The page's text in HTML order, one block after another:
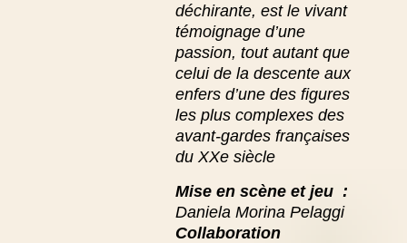
déchirante, est le vivant
témoignage d’une
passion, tout autant que
celui de la descente aux
enfers d’une des figures
les plus complexes des
avant-gardes françaises
du XXe siècle
Mise en scène et jeu :
Daniela Morina Pelaggi
Collaboration